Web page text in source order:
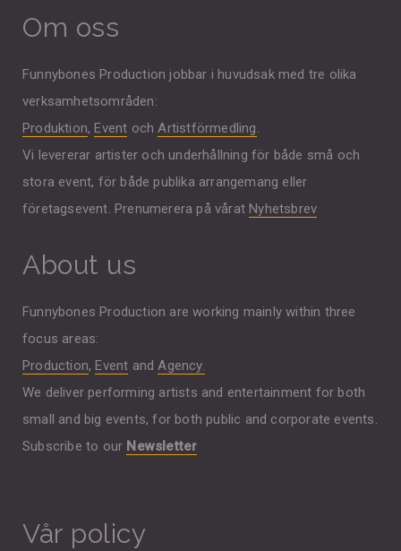
Om oss
Funnybones Production jobbar i huvudsak med tre olika
verksamhetsområden:
Produktion, Event ochArtistförmedling.
Vi levererar artister och underhållning för både små och
stora event, för både publika arrangemang eller
företagsevent. Prenumerera på vårat Nyhetsbrev
About us
Funnybones Production are working mainly within three
focus areas:
Production, Event andAgency.
We deliver performing artists and entertainment for both
small and big events, for both public and corporate events.
Subscribe to our Newsletter
Vår policy